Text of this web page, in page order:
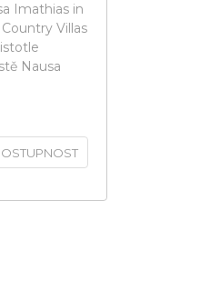
Imathias in
Villas
Nausa